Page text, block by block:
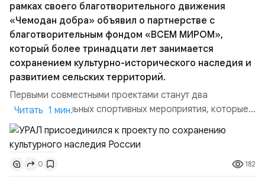
рамках своего благотворительного движения
«Чемодан добра» объявил о партнерстве с
благотворительным фондом «ВСЕМ МИРОМ»,
который более тринадцати лет занимается
сохранением культурно-исторического наследия и
развитием сельских территорий.
Первыми совместными проектами станут два
благотворительных спортивных мероприятия, которые
пройдут в августе в Ивановской области и объединят
жителей региона, волонтеров и участников со всей
страны. Для УРАЛ это продолжение философии
бренда, основанной на развитии российского
производства и продвижении русского звука.
Читать 1 мин.
0 182